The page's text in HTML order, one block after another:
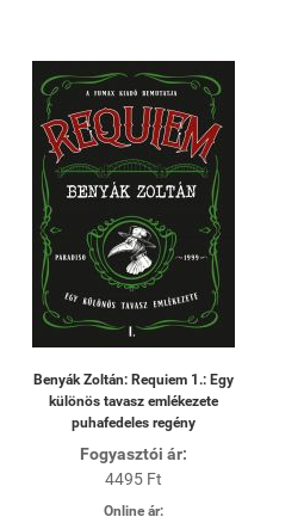
Benyák Zoltán: Requiem 1.: Egy
különös tavasz emlékezete
puhafedeles regény
Fogyasztói ár:
4495 Ft
Online ár: